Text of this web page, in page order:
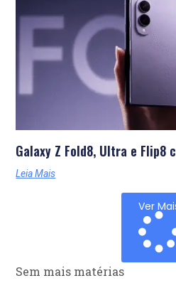
Galaxy Z Fold8, Ultra e Flip8
Leia Mais
Ver
Sem mais matérias